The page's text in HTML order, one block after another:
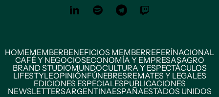
HOMEMEMBERBENEFICIOS MEMBERREFERÍNACIONAL
CAFÉ Y NEGOCIOSECONOMÍA Y EMPRESASAGRO
BRAND STUDIOMUNDOCULTURA Y ESPECTÁCULOS
LIFESTYLEOPINIÓNFÚNEBRESREMATES Y LEGALES
EDICIONES ESPECIALESPUBLICACIONES
NEWSLETTERSARGENTINAESPAÑAESTADOS UNIDOS